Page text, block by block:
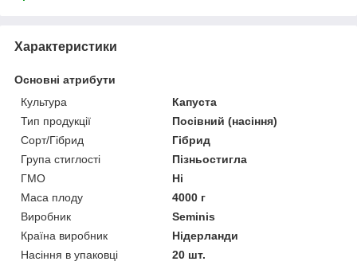
Характеристики
Основні атрибути
Культура
Капуста
Тип продукції
Посівний (насіння)
Сорт/Гібрид
Гібрид
Група стиглості
Пізньостигла
ГМО
Ні
Маса плоду
4000 г
Виробник
Seminis
Країна виробник
Нідерланди
Насіння в упаковці
20 шт.